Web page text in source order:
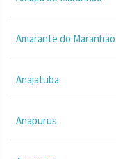
Amarante do Maranhão
Anajatuba
Anapurus